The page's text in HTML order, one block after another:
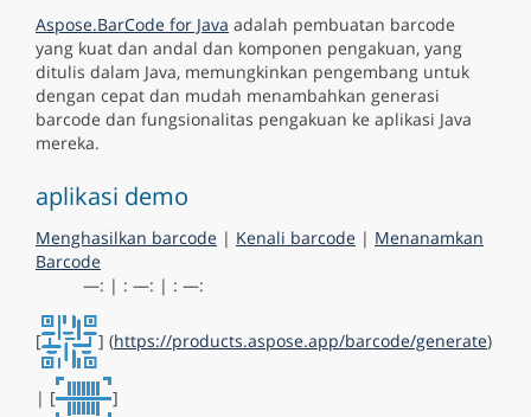
Aspose.BarCode for Java adalah pembuatan barcode
yang kuat dan andal dan komponen pengakuan, yang
ditulis dalam Java, memungkinkan pengembang untuk
dengan cepat dan mudah menambahkan generasi
barcode dan fungsionalitas pengakuan ke aplikasi Java
mereka.
aplikasi demo
Menghasilkan barcode | Kenali barcode | Menanamkan
Barcode
—: | : —: | : —:
[ ] (https://products.aspose.app/barcode/generate)
| [
]